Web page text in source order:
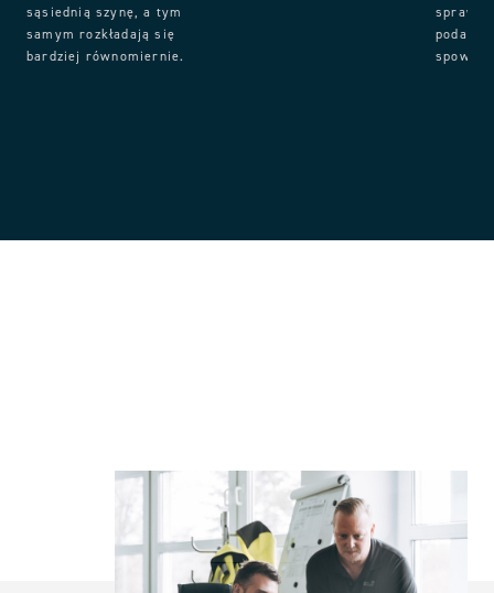
sąsiednią szynę, a tym
samym rozkładają się
bardziej równomiernie.
podatny